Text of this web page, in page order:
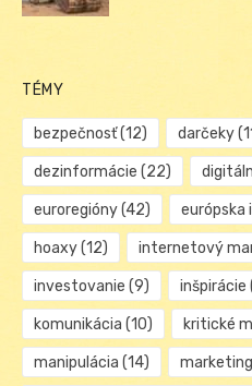
TÉMY
bezpečnosť(12) darčeky
dezinformácie (22)
euroregióny(42) európska
hoaxy(12) internetový
investovanie (9) inšpirácie
komunikácia (10) kritické
manipulácia (14) marketing